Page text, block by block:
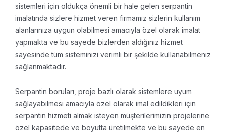
sistemleri için oldukça önemli bir hale gelen serpantin
imalatında sizlere hizmet veren firmamız sizlerin kullanım
alanlarınıza uygun olabilmesi amacıyla özel olarak imalat
yapmakta ve bu sayede bizlerden aldığınız hizmet
sayesinde tüm sisteminizi verimli bir şekilde kullanabilmeniz
sağlanmaktadır.
Serpantin boruları, proje bazlı olarak sistemlere uyum
sağlayabilmesi amacıyla özel olarak imal edildikleri için
serpantin hizmeti almak isteyen müşterilerimizin projelerine
özel kapasitede ve boyutta üretilmekte ve bu sayede en